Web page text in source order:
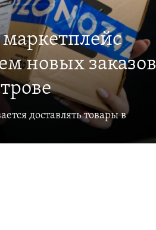
новых заказов
доставлять товары в